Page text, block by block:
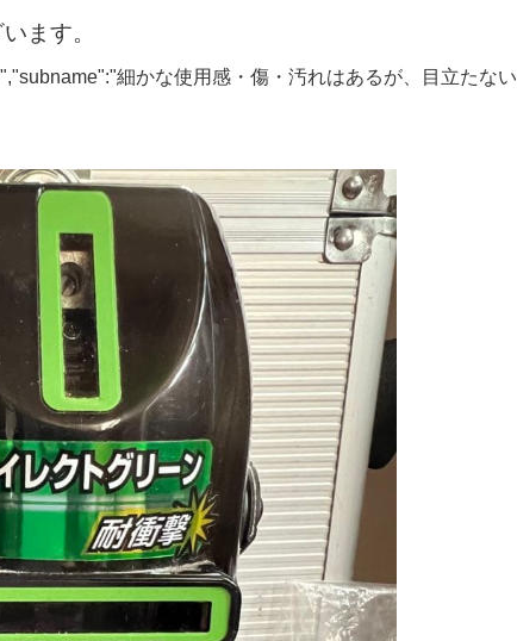
ます。
細かな使用感・傷・汚れはあるが、目立たない